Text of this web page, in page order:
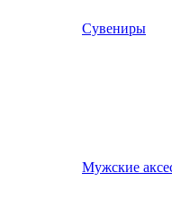
Сувениры
Мужские